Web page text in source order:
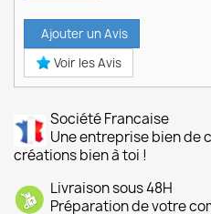
Ajouter un Avis
Voir les Avis
Société Francaise
Une entreprise bien de
créations bien à toi !
Livraison sous 48H
Préparation de votre